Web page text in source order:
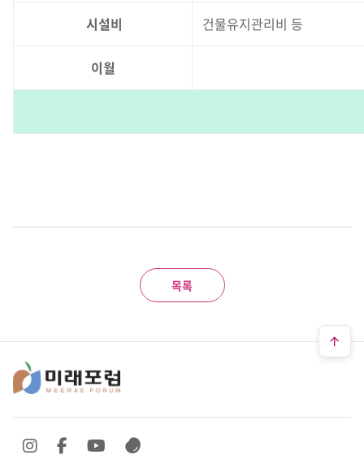
시설비 건물유지관리비 등
이월
목록
SNS 바로가기
SNS 바로가기SNS 바로가기